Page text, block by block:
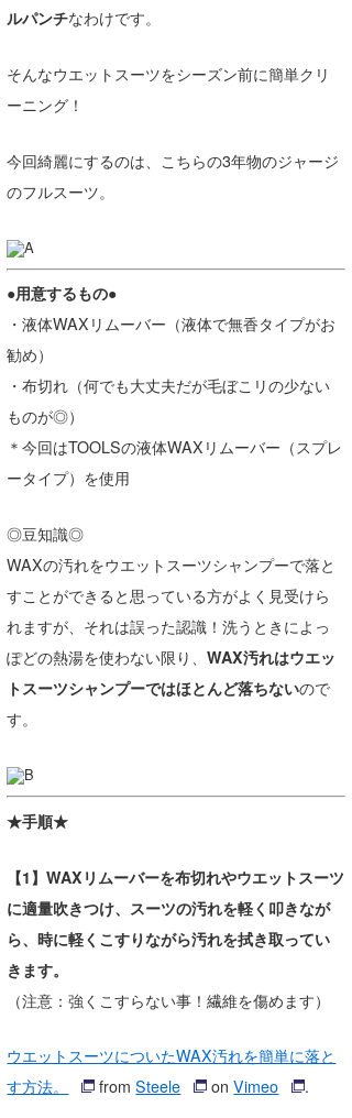
ルパンチなわけです。
そんなウエットスーツをシーズン前に簡単クリ
ーニング！
今回綺麗にするのは、こちらの3年物のジャージ
のフルスーツ。
●用意するもの●
・液体WAXリムーバー（液体で無香タイプがお
勧め）
・布切れ（何でも大丈夫だが毛ぼこリの少ない
ものが◎）
＊今回はTOOLSの液体WAXリムーバー（スプレ
ータイプ）を使用
◎豆知識◎
WAXの汚れをウエットスーツシャンプーで落と
すことができると思っている方がよく見受けら
れますが、それは誤った認識！洗うときによっ
ぽどの熱湯を使わない限り、WAX汚れはウエッ
トスーツシャンプーではほとんど落ちないので
す。
★手順★
【1】WAXリムーバーを布切れやウエットスーツ
に適量吹きつけ、スーツの汚れを軽く叩きなが
ら、時に軽くこすりながら汚れを拭き取ってい
きます。
（注意：強くこすらない事！繊維を傷めます）
ウエットスーツについたWAX汚れを簡単に落と
す方法。
fromSteele onVimeo .
熊谷素子
植村未来
NOBUFUKU
大野”MAR”修聖
喜納海人
ECE
G◎Da
H
KID
KOBU
MIN
OYZ
S.K
Soulman
waka☆=
YUKI☆
たっちー
ハンマー
三輪予報士
上田純子
唐澤予報士
ゴン